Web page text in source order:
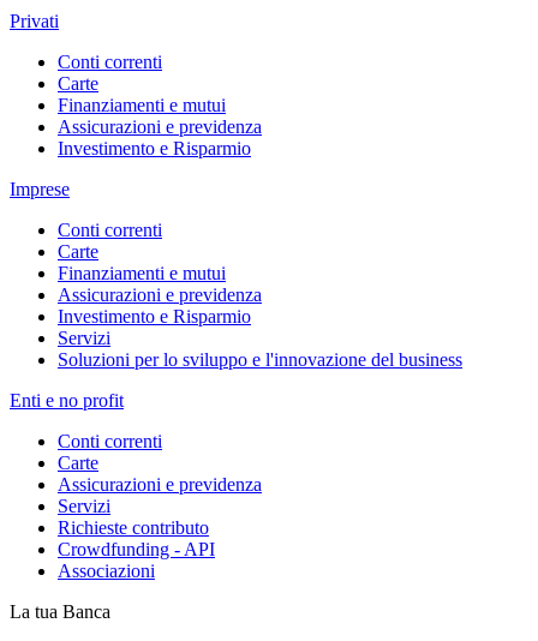
Privati
Conti correnti
Carte
Finanziamenti e mutui
Assicurazioni e previdenza
Investimento e Risparmio
Imprese
Conti correnti
Carte
Finanziamenti e mutui
Assicurazioni e previdenza
Investimento e Risparmio
Servizi
Soluzioni per lo sviluppo e l'innovazione del business
Enti e no profit
Conti correnti
Carte
Assicurazioni e previdenza
Servizi
Richieste contributo
Crowdfunding - API
Associazioni
La tua Banca